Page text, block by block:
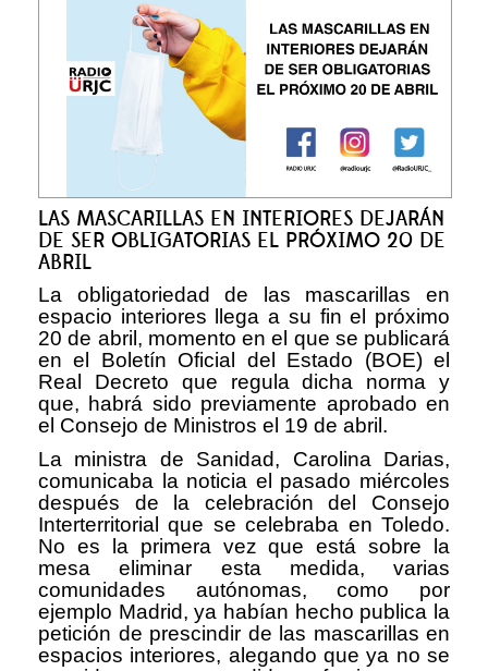
LAS MASCARILLAS EN INTERIORES DEJARÁN
DE SER OBLIGATORIAS EL PRÓXIMO 20 DE
ABRIL
La obligatoriedad de las mascarillas en
espacio interiores llega a su fin el próximo
20 de abril, momento en el que se publicará
en el Boletín Oficial del Estado (BOE) el
Real Decreto que regula dicha norma y
que, habrá sido previamente aprobado en
el Consejo de Ministros el 19 de abril.
La ministra de Sanidad, Carolina Darias,
comunicaba la noticia el pasado miércoles
después de la celebración del Consejo
Interterritorial que se celebraba en Toledo.
No es la primera vez que está sobre la
mesa eliminar esta medida, varias
comunidades autónomas, como por
ejemplo Madrid, ya habían hecho publica la
petición de prescindir de las mascarillas en
espacios interiores, alegando que ya no se